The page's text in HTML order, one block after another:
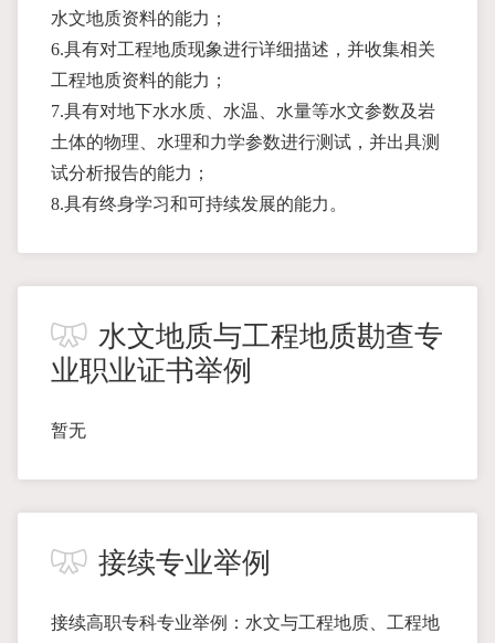
水文地质资料的能力；
6.具有对工程地质现象进行详细描述，并收集相关
工程地质资料的能力；
7.具有对地下水水质、水温、水量等水文参数及岩
土体的物理、水理和力学参数进行测试，并出具测
试分析报告的能力；
8.具有终身学习和可持续发展的能力。
水文地质与工程地质勘查专
业职业证书举例
暂无
接续专业举例
接续高职专科专业举例：水文与工程地质、工程地